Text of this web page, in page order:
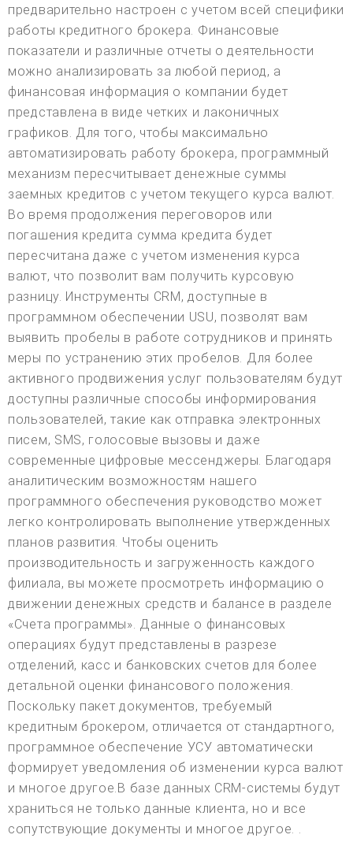
предварительно настроен с учетом всей специфики
работы кредитного брокера. Финансовые
показатели и различные отчеты о деятельности
можно анализировать за любой период, а
финансовая информация о компании будет
представлена в виде четких и лаконичных
графиков. Для того, чтобы максимально
автоматизировать работу брокера, программный
механизм пересчитывает денежные суммы
заемных кредитов с учетом текущего курса валют.
Во время продолжения переговоров или
погашения кредита сумма кредита будет
пересчитана даже с учетом изменения курса
валют, что позволит вам получить курсовую
разницу. Инструменты CRM, доступные в
программном обеспечении USU, позволят вам
выявить пробелы в работе сотрудников и принять
меры по устранению этих пробелов. Для более
активного продвижения услуг пользователям будут
доступны различные способы информирования
пользователей, такие как отправка электронных
писем, SMS, голосовые вызовы и даже
современные цифровые мессенджеры. Благодаря
аналитическим возможностям нашего
программного обеспечения руководство может
легко контролировать выполнение утвержденных
планов развития. Чтобы оценить
производительность и загруженность каждого
филиала, вы можете просмотреть информацию о
движении денежных средств и балансе в разделе
«Счета программы». Данные о финансовых
операциях будут представлены в разрезе
отделений, касс и банковских счетов для более
детальной оценки финансового положения.
Поскольку пакет документов, требуемый
кредитным брокером, отличается от стандартного,
программное обеспечение УСУ автоматически
формирует уведомления об изменении курса валют
и многое другое.В базе данных CRM-системы будут
храниться не только данные клиента, но и все
сопутствующие документы и многое другое. .